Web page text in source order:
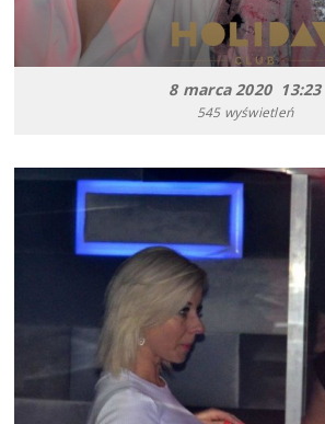
8 marca 2020 13:23
545 wyświetleń